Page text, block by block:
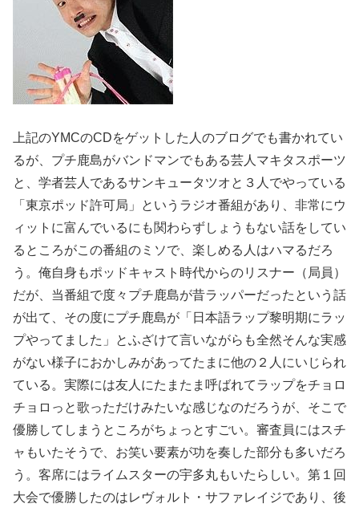
上記のYMCのCDをゲットした人のブログでも書かれてい
るが、プチ鹿島がバンドマンでもある芸人マキタスポーツ
と、学者芸人であるサンキュータツオと３人でやっている
「東京ポッド許可局」というラジオ番組があり、非常にウ
ィットに富んでいるにも関わらずしょうもない話をしてい
るところがこの番組のミソで、楽しめる人はハマるだろ
う。俺自身もポッドキャスト時代からのリスナー（局員）
だが、当番組で度々プチ鹿島が昔ラッパーだったという話
が出て、その度にプチ鹿島が「日本語ラップ黎明期にラッ
プやってました」とふざけて言いながらも全然そんな実感
がない様子におかしみがあってたまに他の２人にいじられ
ている。実際には友人にたまたま呼ばれてラップをチョロ
チョロっと歌っただけみたいな感じなのだろうが、そこで
優勝してしまうところがちょっとすごい。審査員にはスチ
ャもいたそうで、お笑い要素が功を奏した部分も多いだろ
う。客席にはライムスターの宇多丸もいたらしい。第１回
大会で優勝したのはレヴォルト・サファレイジであり、後